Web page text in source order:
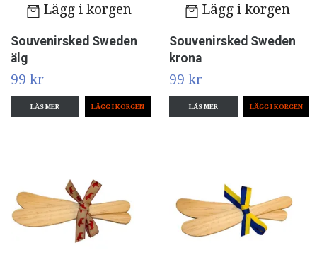
Lägg i korgen
Souvenirsked Sweden
älg
99 kr
LÄS MER
Lägg i korgen
Souvenirsked Sweden
krona
99 kr
LÄS MER